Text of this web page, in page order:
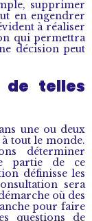
supprimer
en engendrer
à réaliser
qui permettra
décision peut
de telles
une ou deux
tout le monde.
déterminer
partie de ce
définisse les
sera
où des
pour faire
questions de